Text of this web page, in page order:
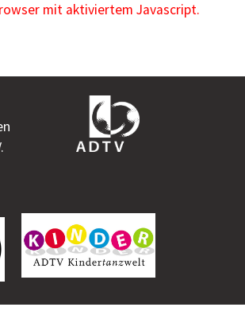
mit aktiviertem Javascript.